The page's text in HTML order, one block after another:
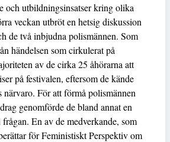
och utbildningsinsatser kring olika
veckan utbröt en hetsig diskussion
de två inbjudna polismännen. Som
händelsen som cirkulerat på
av de cirka 25 åhörarna att
på festivalen, eftersom de kände
närvaro. För att förmå polismännen
genomförde de bland annat en
En av de medverkande, som
för Feministiskt Perspektiv om